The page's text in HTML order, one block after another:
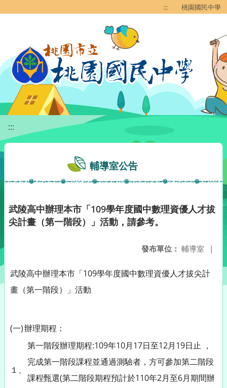
::: 桃園國民中學
:::
輔導室公告
武陵高中辦理本市「109學年度國中數理資優人才拔
尖計畫（第一階段）」活動，請參考。
發布單位： 輔導室 |
武陵高中辦理本市「109學年度國中數理資優人才拔尖計
畫（第一階段）」活動
(一)辦理期程：
１、
第一階段辦理期程:109年10月17日至12月19日止 ，
完成第一階段課程並通過測驗者，方可參加第二階段
課程甄選(第二階段期程預計於110年2月至6月期間辦